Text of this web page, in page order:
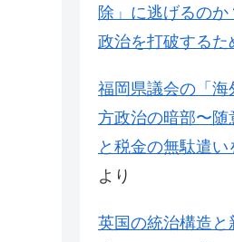
除」に逃げるの
政治を打破するた
福岡県議会の「
方政治の暗部〜随
と税金の無駄遣い
より
英国の統治構造